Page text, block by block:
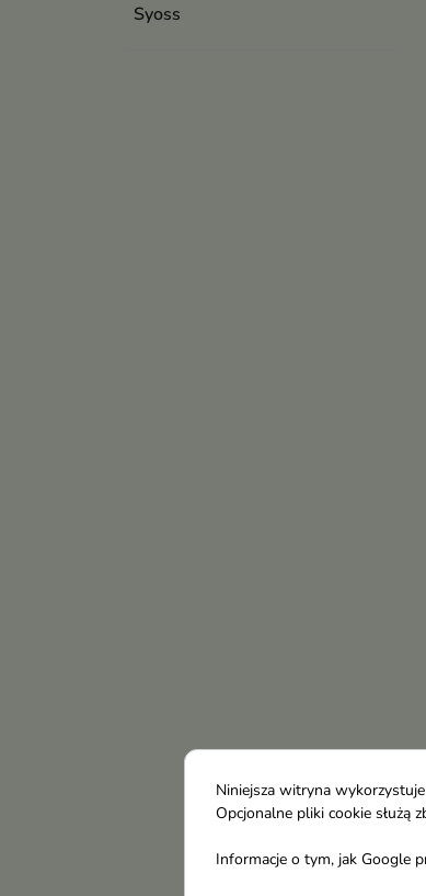
Syoss
Niniejsza witryna
Opcjonalne pliki cookie służą
Informacje o tym, jak Google